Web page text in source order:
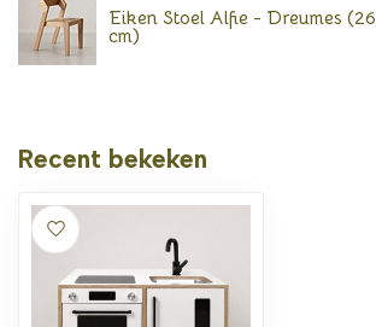
Eiken Stoel Alfie - Dreumes (26
cm)
Recent bekeken